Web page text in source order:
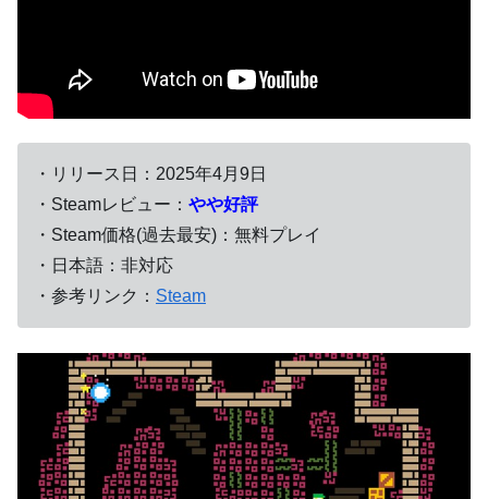
・リリース日： 2025年4月9日
・Steamレビュー： やや好評
・Steam価格(過去最安)：無料プレイ
・日本語：非対応
・参考リンク： Steam